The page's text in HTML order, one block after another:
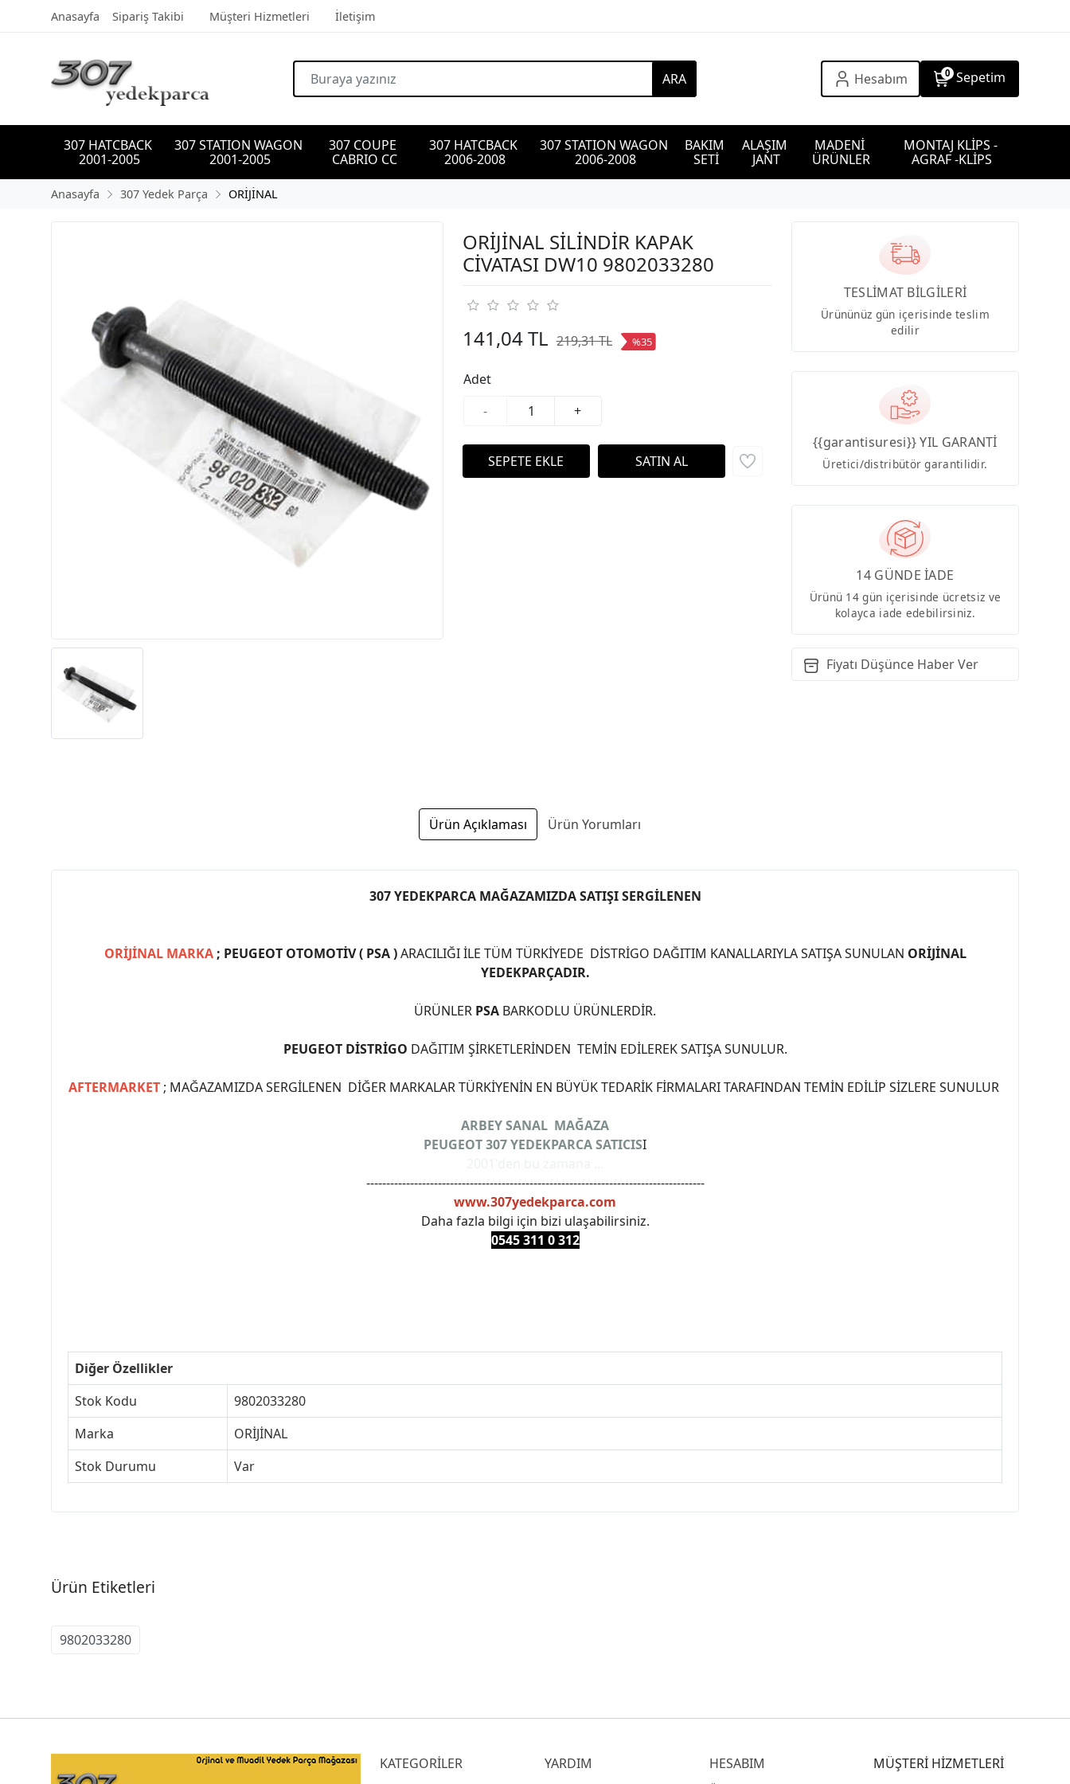
Anasayfa Sipariş Takibi Müşteri Hizmetleri İletişim
ARA Hesabım 0 Sepetim
307 HATCBACK
2001-2005
307 STATION WAGON
2001-2005
307 COUPE
CABRIO CC
307 HATCBACK
2006-2008
307 STATION WAGON
2006-2008
BAKIM
SETİ
ALAŞIM
JANT
MADENİ
ÜRÜNLER
MONTAJ KLİPS -
AGRAF -KLİPS
Anasayfa 307 Yedek Parça ORİJİNAL
ORİJİNAL SİLİNDİR KAPAK
CİVATASI DW10 9802033280
141,04 TL 219,31 TL %35
Adet
-
+
TESLİMAT BİLGİLERİ
Ürününüz gün içerisinde teslim
edilir
{{garantisuresi}} YIL GARANTİ
Üretici/distribütör garantilidir.
14 GÜNDE İADE
Ürünü 14 gün içerisinde ücretsiz ve
kolayca iade edebilirsiniz.
Fiyatı Düşünce Haber Ver
Ürün Açıklaması Ürün Yorumları
307 YEDEKPARCA MAĞAZAMIZDA SATIŞI SERGİLENEN
ORİJİNAL MARKA; PEUGEOT OTOMOTİV ( PSA )ARACILIĞI İLE TÜM TÜRKİYEDE DİSTRİGO DAĞITIM KANALLARIYLA SATIŞA SUNULAN ORİJİNAL
YEDEKPARÇADIR.
ÜRÜNLER PSA BARKODLU ÜRÜNLERDİR.
PEUGEOT DİSTRİGO DAĞITIM ŞİRKETLERİNDEN TEMİN EDİLEREK SATIŞA SUNULUR.
AFTERMARKET ; MAĞAZAMIZDA SERGİLENEN DİĞER MARKALAR TÜRKİYENİN EN BÜYÜK TEDARİK FİRMALARI TARAFINDAN TEMİN EDİLİP SİZLERE SUNULUR
ARBEY SANAL MAĞAZA
PEUGEOT 307 YEDEKPARCA SATICISI
-------------------------------------------------------------------------------------
www.307yedekparca.com
Daha fazla bilgi için bizi ulaşabilirsiniz.
0545 311 0 312
Diğer Özellikler
Stok Kodu
9802033280
Marka
ORİJİNAL
Stok Durumu
Var
Ürün Etiketleri
9802033280
KATEGORİLER YARDIM HESABIM MÜŞTERİ HİZMETLERİ